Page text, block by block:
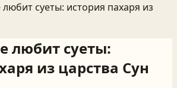
суеты: история пахаря из
любит суеты:
из царства Сун